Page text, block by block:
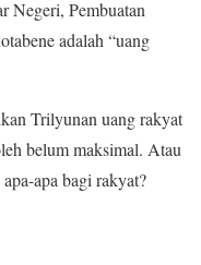
Negeri, Pembuatan
adalah “uang
Trilyunan uang rakyat
belum maksimal. Atau
apa bagi rakyat?